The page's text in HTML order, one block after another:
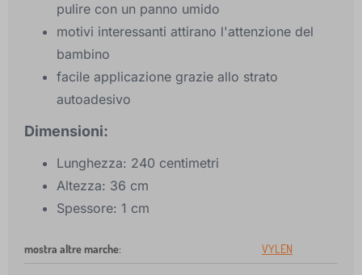
pulire con un panno umido
motivi interessanti attirano l'attenzione del
bambino
facile applicazione grazie allo strato
autoadesivo
Dimensioni:
Lunghezza: 240 centimetri
Altezza: 36 cm
Spessore: 1 cm
mostra altre marche: VYLEN